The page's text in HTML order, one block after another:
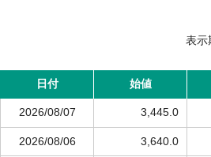
表示
日付 始値
2026/08/07 3,445.0
2026/08/06 3,640.0